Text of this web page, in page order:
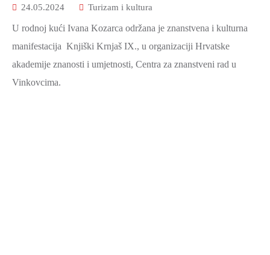
24.05.2024 Turizam i kultura
U rodnoj kući Ivana Kozarca održana je znanstvena i kulturna
manifestacija Knjiški Krnjaš IX., u organizaciji Hrvatske
akademije znanosti i umjetnosti, Centra za znanstveni rad u
Vinkovcima.